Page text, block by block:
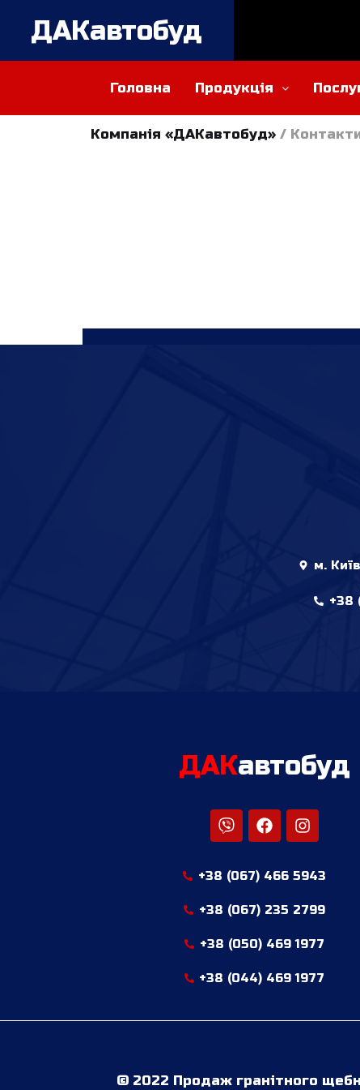
ДАКавтобуд
Головна Продукція
Компанія «ДАКавтобуд» /
м.
+38
ДАКавтобуд
+38 (067) 466 5943
+38 (067) 235 2799
+38 (050) 469 1977
+38 (044) 469 1977
© 2022 Продаж гранітного